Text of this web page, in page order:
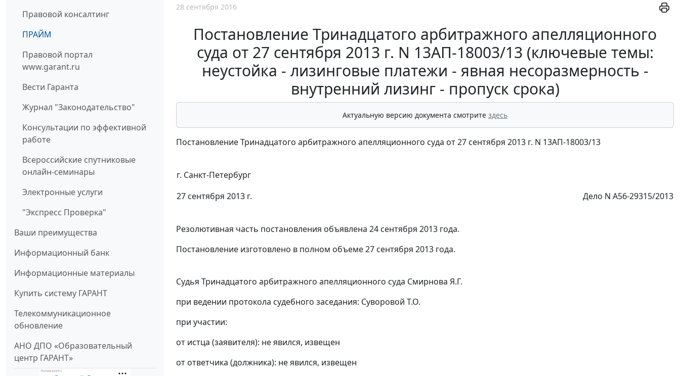
Правовой консалтинг
ПРАЙМ
Правовой портал
www.garant.ru
Вести Гаранта
Журнал "Законодательство"
Консультации по эффективной
работе
Всероссийские спутниковые
онлайн-семинары
Электронные услуги
"Экспресс Проверка"
Ваши преимущества
Информационный банк
Информационные материалы
Купить систему ГАРАНТ
Телекоммуникационное
обновление
АНО ДПО «Образовательный
центр ГАРАНТ»
28 сентября 2016
Постановление Тринадцатого арбитражного апелляционного
суда от 27 сентября 2013 г. N 13АП-18003/13 (ключевые темы:
неустойка - лизинговые платежи - явная несоразмерность -
внутренний лизинг - пропуск срока)
Актуальную версию документа смотрите здесь
Постановление Тринадцатого арбитражного апелляционного суда от 27 сентября 2013 г. N 13АП-18003/13
г. Санкт-Петербург
27 сентября 2013 г.
Дело N А56-29315/2013
Резолютивная часть постановления объявлена 24 сентября 2013 года.
Постановление изготовлено в полном объеме 27 сентября 2013 года.
Судья Тринадцатого арбитражного апелляционного суда Смирнова Я.Г.
при ведении протокола судебного заседания: Суворовой Т.О.
при участии:
от истца (заявителя): не явился, извещен
от ответчика (должника): не явился, извещен